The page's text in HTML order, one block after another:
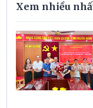
Xem nhiều